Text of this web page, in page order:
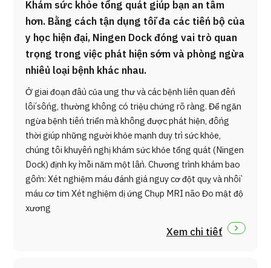
Khám sức khỏe tổng quát giúp bạn an tâm
hơn. Bằng cách tận dụng tối đa các tiến bộ của
y học hiện đại, Ningen Dock đóng vai trò quan
trọng trong việc phát hiện sớm và phòng ngừa
nhiều loại bệnh khác nhau.
Ở giai đoạn đầu của ung thư và các bệnh liên quan đến
lối sống, thường không có triệu chứng rõ ràng. Để ngăn
ngừa bệnh tiến triển mà không được phát hiện, đồng
thời giúp những người khỏe mạnh duy trì sức khỏe,
chúng tôi khuyến nghị khám sức khỏe tổng quát (Ningen
Dock) định kỳ mỗi năm một lần. Chương trình khám bao
gồm: Xét nghiệm máu đánh giá nguy cơ đột quỵ và nhồi
máu cơ tim Xét nghiệm dị ứng Chụp MRI não Đo mật độ
xương
Xem chi tiết